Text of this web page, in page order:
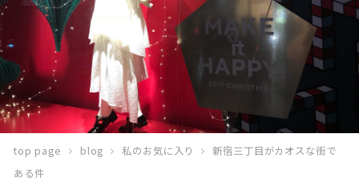
top page blog 私のお気に入り
新宿三丁目がカオスな街で
ある件